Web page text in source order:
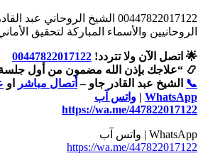
00447822017122 الشيخ الروحاني
الروحانيين والأسماء المباركة لتحقيق
🌟 اتصل الآن ولا تتردد! 00447822017122
📿 “علاجك بإذن الله مضمون من أول
📞
الشيخ عبد القادر جاو – أتصال مباشر او
WhatsApp
| واتس آب
https://wa.me/447822017122
WhatsApp | واتس آب
https://wa.me/447822017122